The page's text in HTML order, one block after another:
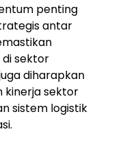
penting
antar
sektor
diharapkan
kinerja sektor
sistem logistik